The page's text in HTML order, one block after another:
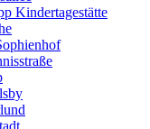
Kindertagestätte